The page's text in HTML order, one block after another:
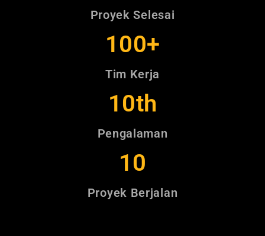
Proyek Selesai
100+
Tim Kerja
10th
Pengalaman
10
Proyek Berjalan